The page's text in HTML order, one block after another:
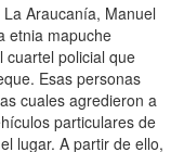
Araucanía, Manuel
etnia mapuche
cuartel policial que
Esas personas
cuales agredieron a
particulares de
lugar. A partir de ello,